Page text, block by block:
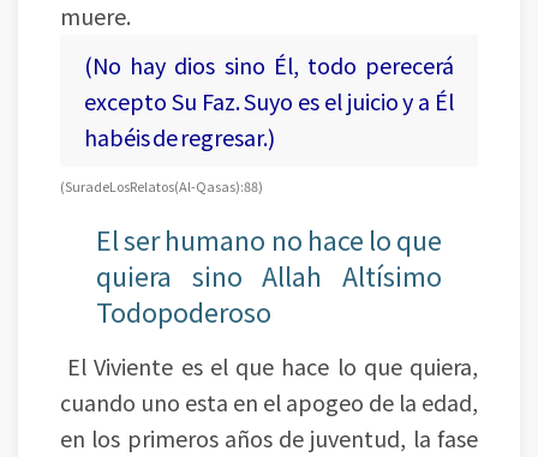
muere.
(No hay dios sino Él, todo perecerá
excepto Su Faz. Suyo es el juicio y a Él
habéis de regresar.)
(Sura de Los Relatos (Al-Qasas): 88)
El ser humano no hace lo que
quiera sino Allah Altísimo
Todopoderoso
El Viviente es el que hace lo que quiera,
cuando uno esta en el apogeo de la edad,
en los primeros años de juventud, la fase